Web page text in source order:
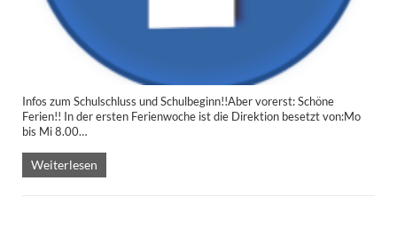
Infos zum Schulschluss und Schulbeginn!!Aber vorerst: Schöne
Ferien!! In der ersten Ferienwoche ist die Direktion besetzt von:Mo
bis Mi 8.00…
Weiterlesen